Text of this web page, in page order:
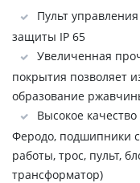
Пульт
защиты IP 65
Увеличенная
покрытия позволяет
образование
Высокое
Феродо, подшипники
работы, трос, пульт,
трансформатор)